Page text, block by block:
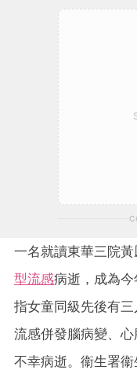
一名就讀東華三院
型流感病逝，成為
指女童同級先後有
流感併發腦病變、
不幸病逝。衞生署